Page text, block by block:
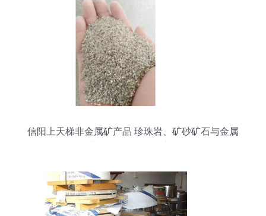
信阳上天梯非金属矿产品 珍珠岩、矿砂矿石与金属